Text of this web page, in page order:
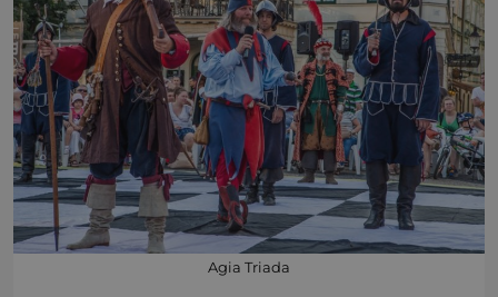
Agia Triada